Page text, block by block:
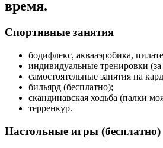
время.
Спортивные занятия
бодифлекс, аквааэробика,
индивидуальные тренировки
самостоятельные занятия на
бильярд (бесплатно);
скандинавская ходьба (палки
терренкур.
Настольные игры (бесплатно)